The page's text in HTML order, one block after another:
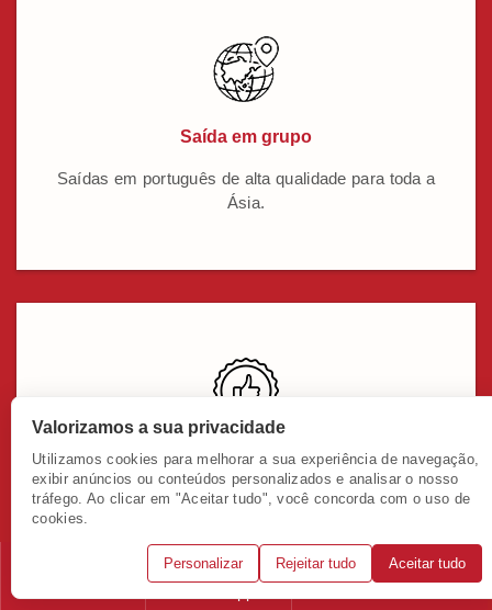
Saída em grupo
Saídas em português de alta qualidade para toda a
Ásia.
Pagamento fácil
Pagamento via PIX, boletos ou cartões. Parcelamento
Valorizamos a sua privacidade
Utilizamos cookies para melhorar a sua experiência de navegação,
exibir anúncios ou conteúdos personalizados e analisar o nosso
tráfego. Ao clicar em "Aceitar tudo", você concorda com o uso de
cookies.
Personalizar Rejeitar tudo Aceitar tudo